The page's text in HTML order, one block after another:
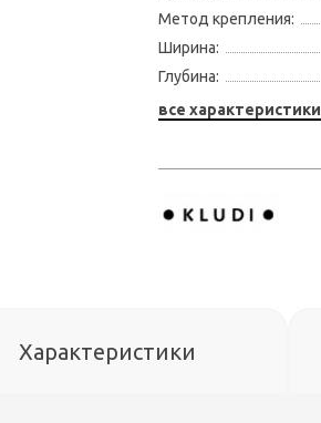
Метод крепления:
Ширина:
Глубина:
все характеристики
Характеристики